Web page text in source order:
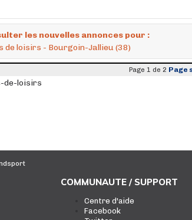
les nouvelles annonces pour :
de loisirs - Bourgoin-Jallieu (38)
Page 1 de 2 Page
de-loisirs
COMMUNAUTE / SUPPORT
Centre d'aide
Facebook